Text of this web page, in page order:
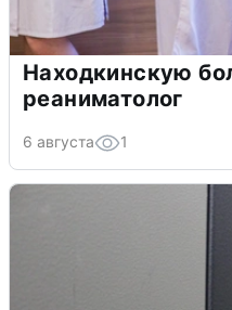
Находкинскую
реаниматолог
6 августа 1